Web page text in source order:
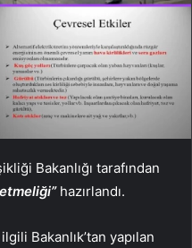
Bakanlığı tarafından
hazırlandı.
Bakanlık’tan yapılan